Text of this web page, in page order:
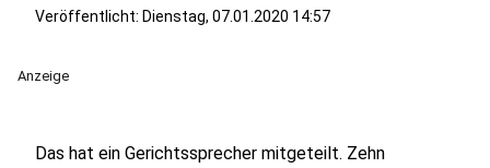
Veröffentlicht: Dienstag, 07.01.2020 14:57
Anzeige
Das hat ein Gerichtssprecher mitgeteilt. Zehn